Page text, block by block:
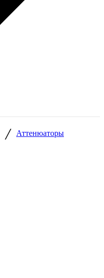
/ Аттенюаторы